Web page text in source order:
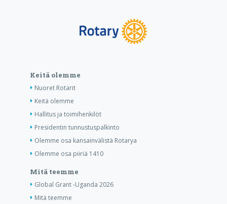
Keitä olemme
Nuoret Rotarit
Keitä olemme
Hallitus ja toimihenkilöt
Presidentin tunnustuspalkinto
Olemme osa kansainvälistä Rotarya
Olemme osa piiriä 1410
Mitä teemme
Global Grant -Uganda 2026
Mitä teemme